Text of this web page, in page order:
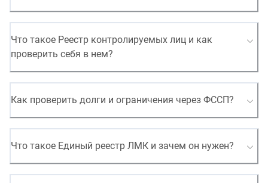
Что такое Реестр контролируемых лиц и как
проверить себя в нем?
Как проверить долги и ограничения через ФССП?
Что такое Единый реестр ЛМК и зачем он нужен?